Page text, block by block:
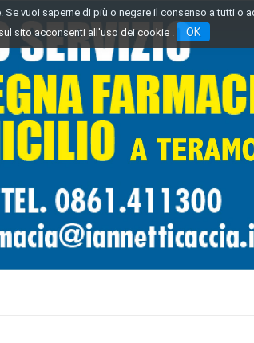
vuoi saperne di più o negare il consenso a tutti o
sito acconsenti all'uso dei cookie .
OK